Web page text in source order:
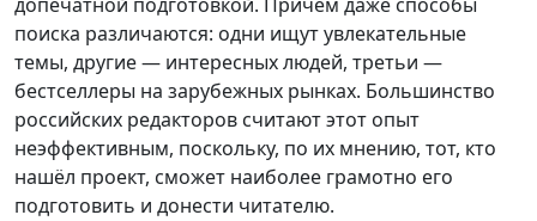
поиска различаются: одни ищут увлекательные
темы, другие — интересных людей, третьи —
бестселлеры на зарубежных рынках. Большинство
российских редакторов считают этот опыт
неэффективным, поскольку, по их мнению, тот, кто
нашёл проект, сможет наиболее грамотно его
подготовить и донести читателю.